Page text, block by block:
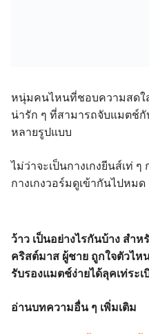
หนุ่มคนไหนที่ชอบความสดใส
น่ารัก ๆ ที่สามารถจับแมตช์กั
หลายรูปแบบ
ไม่ว่าจะเป็นกางเกงยีนส์เท่
กางเกงวอร์มดูเข้ากันไปหมด
ว้าว เป็นอย่างไรกันบ้าง สำห
คริสต์มาส ผู้ชาย ถูกใจตัวไห
รับรองแมตช์ง่ายได้ลุคเท่ระเ
อ่านบทความอื่น ๆ เพิ่มเติม